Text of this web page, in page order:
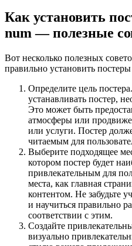
Как установить
num — полезные
Вот несколько полезных
правильно установить
Определите цель
устанавливать постер,
Это может быть
атмосферы или
или услуги. Постер
читаемым для
Выберите подходящее
котором постер будет
привлекательным для
места, как главная
контентом. Не забудьте
и научиться правильно
соответствии с этим.
Создайте
визуально